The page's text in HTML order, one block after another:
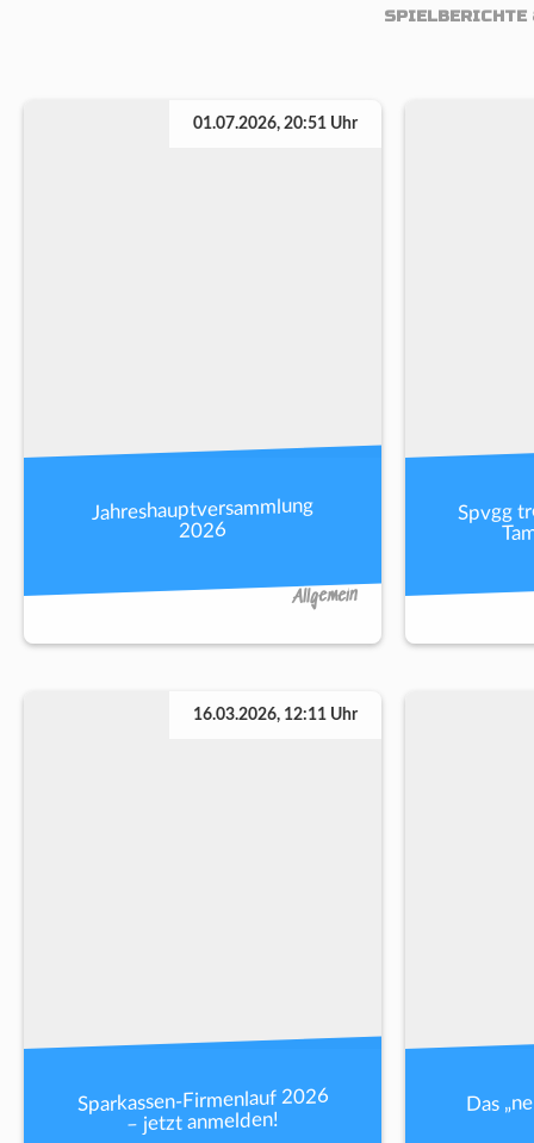
SPIELBERICHTE
01.07.2026, 20:51 Uhr
Jahreshauptversammlung
2026
Allgemein
Spvgg
16.03.2026, 12:11 Uhr
Sparkassen-Firmenlauf 2026
– jetzt anmelden!
Das